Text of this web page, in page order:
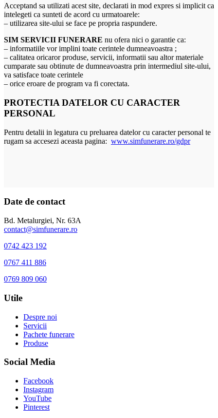
Acceptand sa utilizati acest site, declarati in mod expres si implicit ca
intelegeti ca sunteti de acord cu urmatoarele:
– utilizarea site-ului se face pe propria raspundere.
SIM SERVICII FUNERARE nu ofera nici o garantie ca:
– informatiile vor implini toate cerintele dumneavoastra ;
– calitatea oricaror produse, servicii, informatii sau altor materiale
cumparate sau obtinute de dumneavoastra prin intermediul site-ului,
va satisface toate cerintele
– orice eroare de program va fi corectata.
PROTECTIA DATELOR CU CARACTER
PERSONAL
Pentru detalii in legatura cu preluarea datelor cu caracter personal te
rugam sa accesezi aceasta pagina: www.simfunerare.ro/gdpr
Date de contact
Bd. Metalurgiei, Nr. 63A
contact@simfunerare.ro
0742 423 192
0767 411 886
0769 809 060
Utile
Despre noi
Servicii
Pachete funerare
Produse
Social Media
Facebook
Instagram
YouTube
Pinterest